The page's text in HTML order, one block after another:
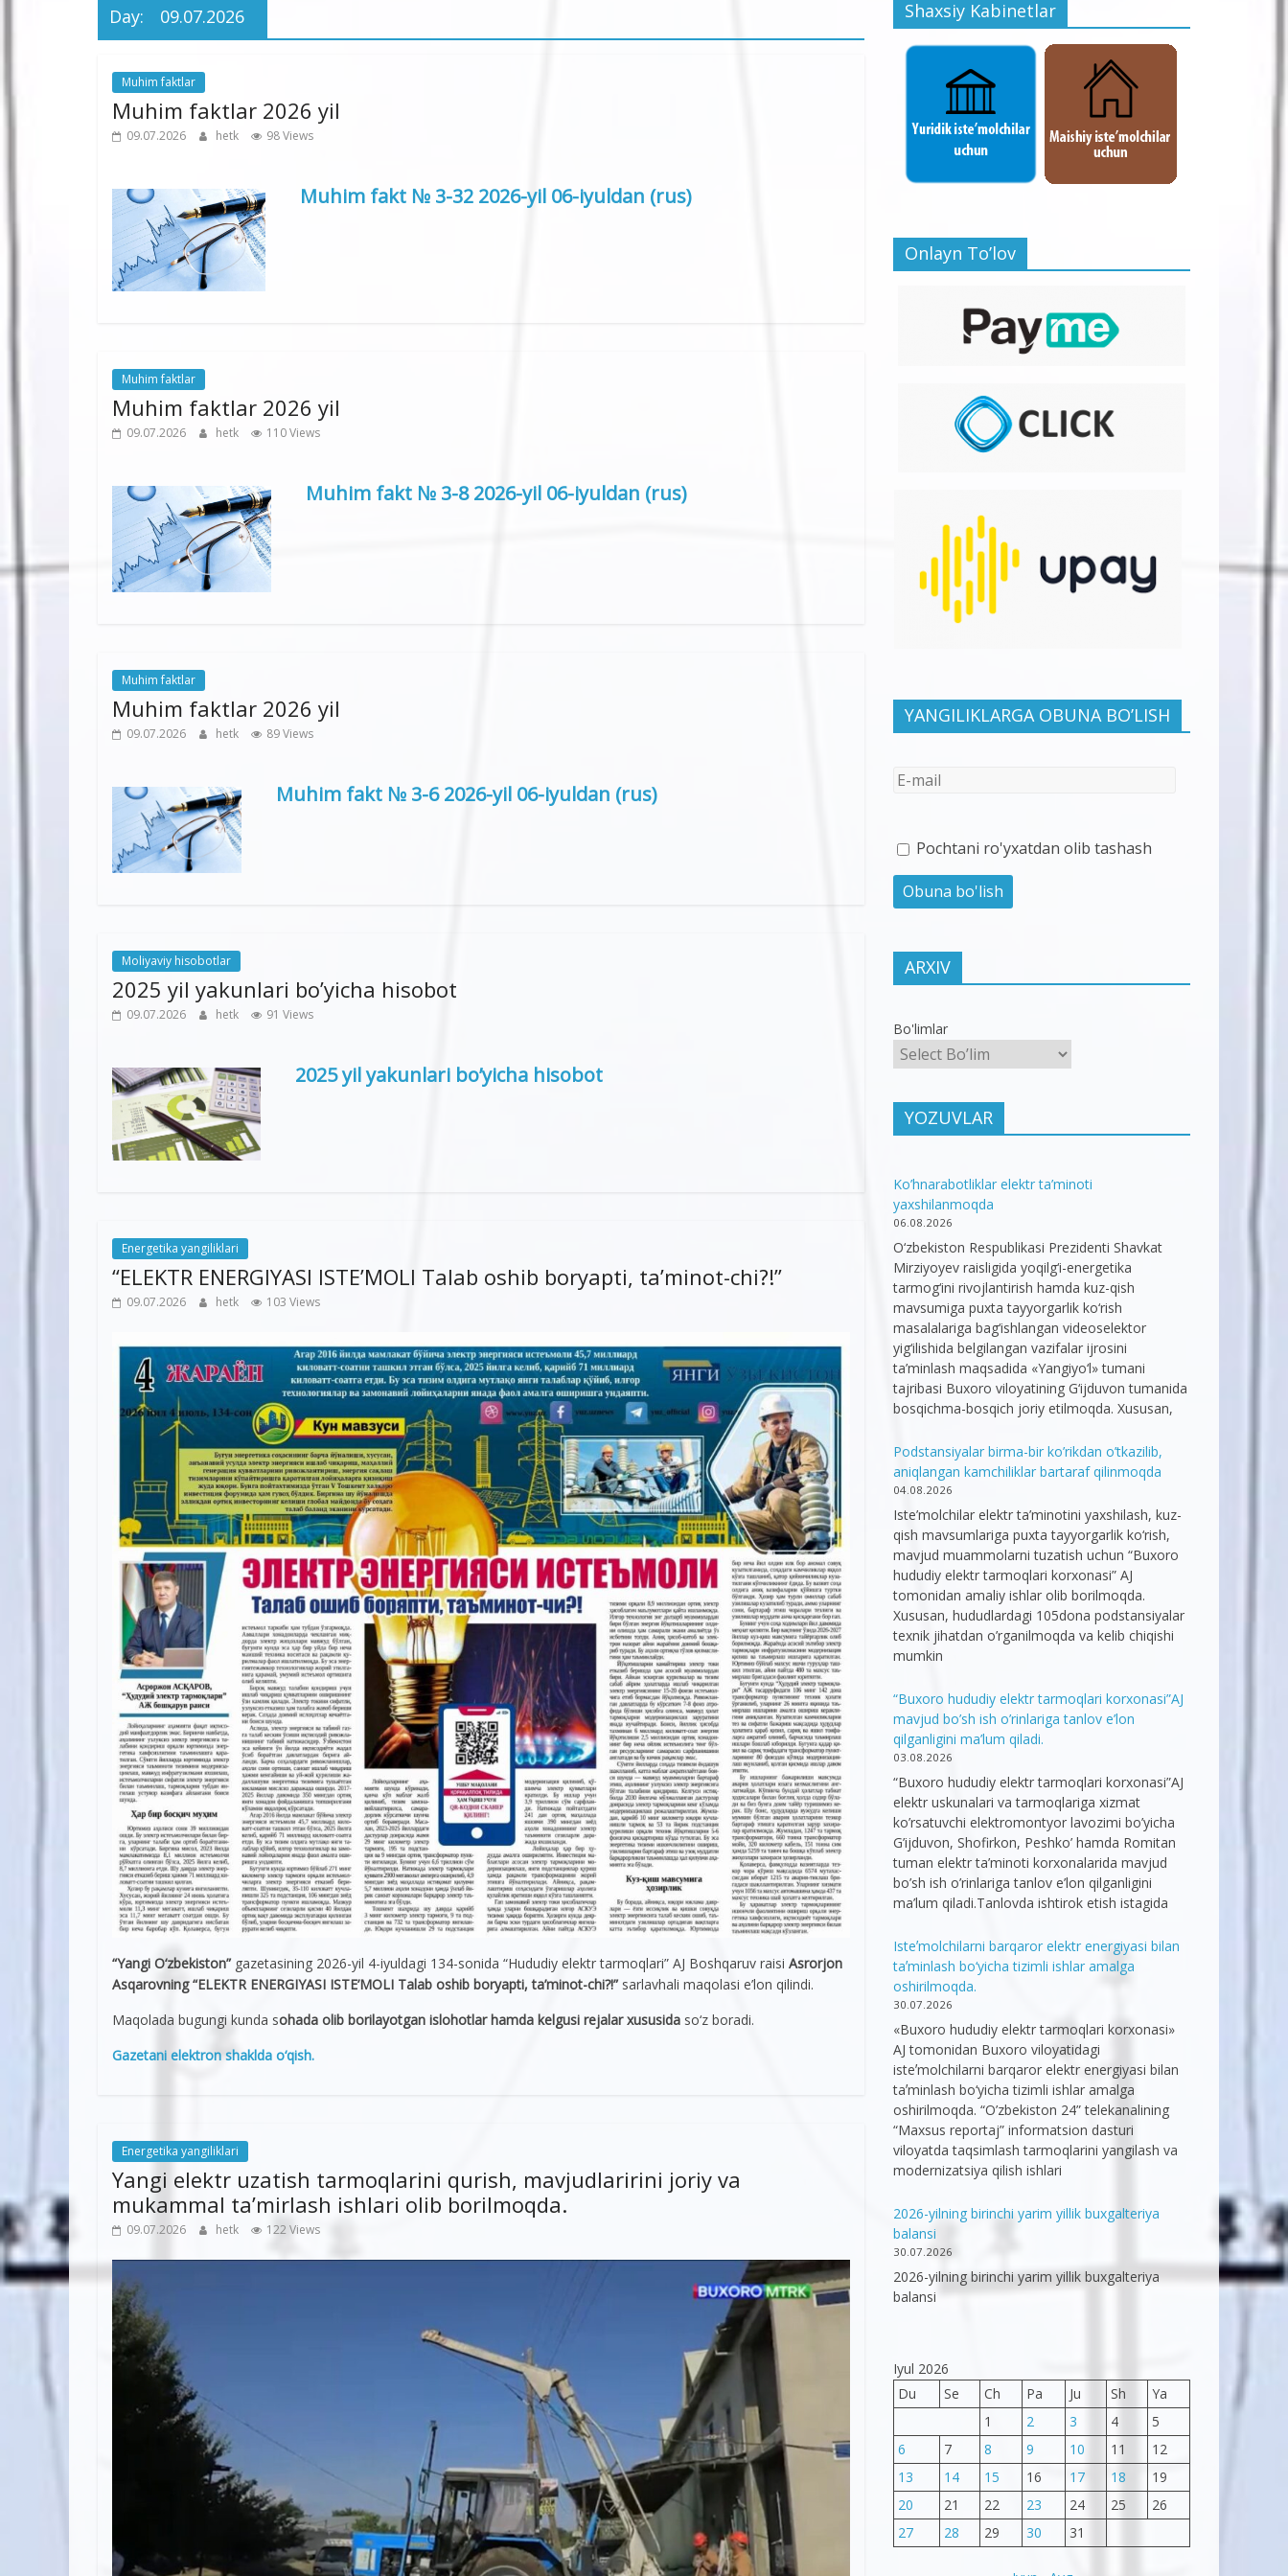
Day: 09.07.2026
Muhim faktlar
Muhim faktlar 2026 yil
09.07.2026 hetk 98 Views
Muhim fakt № 3-32 2026-yil 06-iyuldan (rus)
Muhim faktlar
Muhim faktlar 2026 yil
09.07.2026 hetk 110 Views
Muhim fakt № 3-8 2026-yil 06-iyuldan (rus)
Muhim faktlar
Muhim faktlar 2026 yil
09.07.2026 hetk 89 Views
Muhim fakt № 3-6 2026-yil 06-iyuldan (rus)
Moliyaviy hisobotlar
2025 yil yakunlari bo’yicha hisobot
09.07.2026 hetk 91 Views
2025 yil yakunlari bo’yicha hisobot
Energetika yangiliklari
“ELEKTR ENERGIYASI ISTE’MOLI Talab oshib boryapti, ta’minot-chi?!”
09.07.2026 hetk 103 Views
“Yangi О‘zbekiston” gazetasining 2026-yil 4-iyuldagi 134-sonida “Hududiy elektr tarmoqlari” AJ Boshqaruv raisi Asrorjon
Asqarovning “ELEKTR ENERGIYASI ISTE’MOLI Talab oshib boryapti, ta’minot-chi?!” sarlavhali maqolasi e’lon qilindi.
Maqolada bugungi kunda sohada olib borilayotgan islohotlar hamda kelgusi rejalar xususida sо‘z boradi.
Gazetani elektron shaklda о‘qish.
Energetika yangiliklari
Yangi elektr uzatish tarmoqlarini qurish, mavjudlaririni joriy va
mukammal ta’mirlash ishlari olib borilmoqda.
09.07.2026 hetk 122 Views
Shaxsiy Kabinetlar
Onlayn To’lov
YANGILIKLARGA OBUNA BO’LISH
Pochtani ro'yxatdan olib tashash
ARXIV
Bo'limlar
YOZUVLAR
Ko’hnarabotliklar elektr ta’minoti
yaxshilanmoqda
06.08.2026
O‘zbekiston Respublikasi Prezidenti Shavkat
Mirziyoyev raisligida yoqilg‘i-energetika
tarmog‘ini rivojlantirish hamda kuz-qish
mavsumiga puxta tayyorgarlik ko‘rish
masalalariga bag‘ishlangan videoselektor
yig‘ilishida belgilangan vazifalar ijrosini
ta’minlash maqsadida «Yangiyo‘l» tumani
tajribasi Buxoro viloyatining G‘ijduvon tumanida
bosqichma-bosqich joriy etilmoqda. Xususan,
Podstansiyalar birma-bir ko’rikdan o’tkazilib,
aniqlangan kamchiliklar bartaraf qilinmoqda
04.08.2026
Iste’molchilar elektr ta’minotini yaxshilash, kuz-
qish mavsumlariga puxta tayyorgarlik ko‘rish,
mavjud muammolarni tuzatish uchun “Buxoro
hududiy elektr tarmoqlari korxonasi” AJ
tomonidan amaliy ishlar olib borilmoqda.
Xususan, hududlardagi 105dona podstansiyalar
texnik jihatdan o’rganilmoqda va kelib chiqishi
mumkin
“Buxoro hududiy elektr tarmoqlari korxonasi”AJ
mavjud bo’sh ish o’rinlariga tanlov e’lon
qilganligini ma’lum qiladi.
03.08.2026
“Buxoro hududiy elektr tarmoqlari korxonasi”AJ
elektr uskunalari va tarmoqlariga xizmat
ko’rsatuvchi elektromontyor lavozimi bo’yicha
G’ijduvon, Shofirkon, Peshko’ hamda Romitan
tuman elektr ta’minoti korxonalarida mavjud
bo’sh ish o’rinlariga tanlov e’lon qilganligini
ma’lum qiladi.Tanlovda ishtirok etish istagida
Isteʼmolchilarni barqaror elektr energiyasi bilan
taʼminlash bo‘yicha tizimli ishlar amalga
oshirilmoqda.
30.07.2026
«Buxoro hududiy elektr tarmoqlari korxonasi»
AJ tomonidan Buxoro viloyatidagi
isteʼmolchilarni barqaror elektr energiyasi bilan
taʼminlash bo‘yicha tizimli ishlar amalga
oshirilmoqda. “O’zbekiston 24” telekanalining
“Maxsus reportaj” informatsion dasturi
viloyatda taqsimlash tarmoqlarini yangilash va
modernizatsiya qilish ishlari
2026-yilning birinchi yarim yillik buxgalteriya
balansi
30.07.2026
2026-yilning birinchi yarim yillik buxgalteriya
balansi
Iyul 2026
Du
Se Ch Pa Ju Sh
Ya
1
2 3 4
5
6
7 8 9 10 11
12
13
14 15 16 17 18
19
20
21 22 23 24 25
26
27
28 29 30 31